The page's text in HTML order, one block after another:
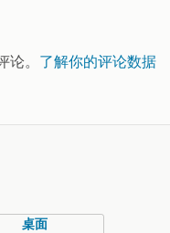
。 了解你的评论数据
桌面